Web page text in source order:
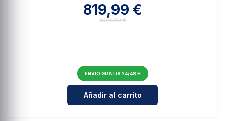
819,99 €
899,99 €
ENVÍO GRATIS 24/48 H
Cantidad para LG Ultragear
Añadir al carrito